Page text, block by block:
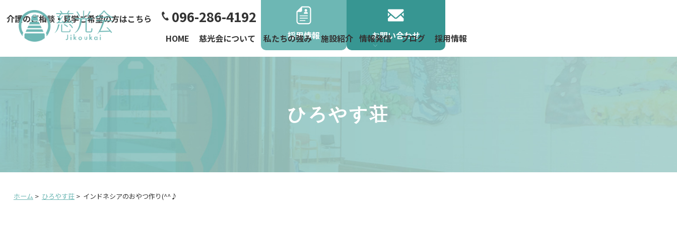
介護のご相談・見学ご希望の方はこちら 096-286-4192
採用情報 お問い合わせ
HOME 慈光会について 私たちの強み 施設紹介 情報発信 ブログ 採用情報
ひろやす荘
ホーム > ひろやす荘> インドネシアのおやつ作り(^^♪